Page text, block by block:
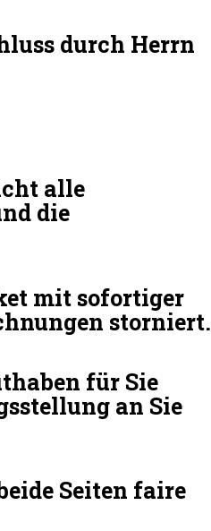
durch Herrn
alle
die
mit sofortiger
storniert.
für Sie
an Sie
Seiten faire